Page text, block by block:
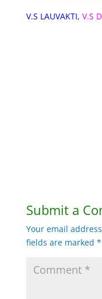
V.S LAUVAKTI, V.S
Submit a
Your email
fields are marked *